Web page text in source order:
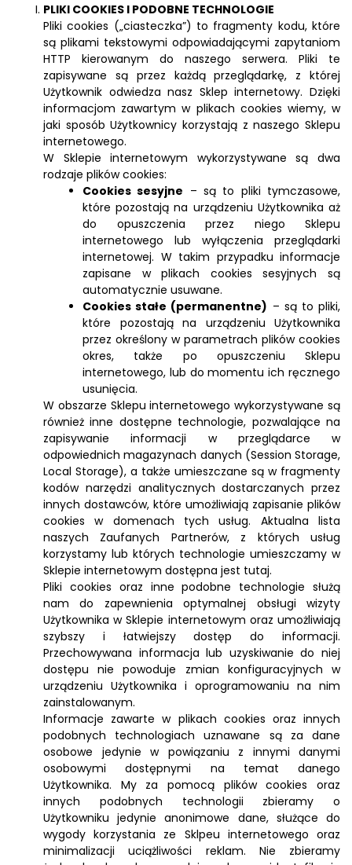
PLIKI COOKIES I PODOBNE TECHNOLOGIE
Pliki cookies („ciasteczka”) to fragmenty kodu, które
są plikami tekstowymi odpowiadającymi zapytaniom
HTTP kierowanym do naszego serwera. Pliki te
zapisywane są przez każdą przeglądarkę, z której
Użytkownik odwiedza nasz Sklep internetowy. Dzięki
informacjom zawartym w plikach cookies wiemy, w
jaki sposób Użytkownicy korzystają z naszego Sklepu
internetowego.
W Sklepie internetowym wykorzystywane są dwa
rodzaje plików cookies:
Cookies sesyjne – są to pliki tymczasowe,
które pozostają na urządzeniu Użytkownika aż
do opuszczenia przez niego Sklepu
internetowego lub wyłączenia przeglądarki
internetowej. W takim przypadku informacje
zapisane w plikach cookies sesyjnych są
automatycznie usuwane.
Cookies stałe (permanentne) – są to pliki,
które pozostają na urządzeniu Użytkownika
przez określony w parametrach plików cookies
okres, także po opuszczeniu Sklepu
internetowego, lub do momentu ich ręcznego
usunięcia.
W obszarze Sklepu internetowego wykorzystywane są
również inne dostępne technologie, pozwalające na
zapisywanie informacji w przeglądarce w
odpowiednich magazynach danych (Session Storage,
Local Storage), a także umieszczane są w fragmenty
kodów narzędzi analitycznych dostarczanych przez
innych dostawców, które umożliwiają zapisanie plików
cookies w domenach tych usług. Aktualna lista
naszych Zaufanych Partnerów, z których usług
korzystamy lub których technologie umieszczamy w
Sklepie internetowym dostępna jest tutaj.
Pliki cookies oraz inne podobne technologie służą
nam do zapewnienia optymalnej obsługi wizyty
Użytkownika w Sklepie internetowym oraz umożliwiają
szybszy i łatwiejszy dostęp do informacji.
Przechowywana informacja lub uzyskiwanie do niej
dostępu nie powoduje zmian konfiguracyjnych w
urządzeniu Użytkownika i oprogramowaniu na nim
zainstalowanym.
Informacje zawarte w plikach cookies oraz innych
podobnych technologiach uznawane są za dane
osobowe jedynie w powiązaniu z innymi danymi
osobowymi dostępnymi na temat danego
Użytkownika. My za pomocą plików cookies oraz
innych podobnych technologii zbieramy o
Użytkowniku jedynie anonimowe dane, służące do
wygody korzystania ze Sklpeu internetowego oraz
minimalizacji uciążliwości reklam. Nie zbieramy